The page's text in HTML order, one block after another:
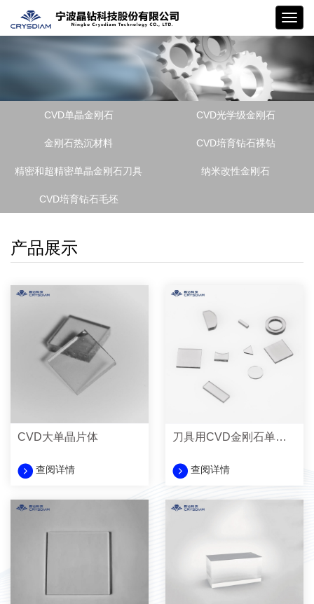
晶钻
CVD单晶金刚石 CVD光学级金刚石
金刚石热沉材料 CVD培育钻石裸钻
精密和超精密单晶金刚石刀具 纳米改性金刚石
CVD培育钻石毛坯
产品展示
CVD大单晶片体
查阅详情
刀具用CVD金刚石单晶片
查阅详情